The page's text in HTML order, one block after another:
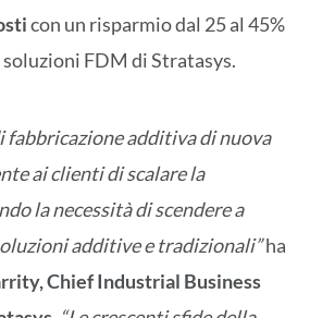
con un risparmio dal 25 al 45%
FDM di Stratasys.
fabbricazione additiva di nuova
ai clienti di scalare la
la necessità di scendere a
additive e tradizionali”ha
Chief Industrial Business